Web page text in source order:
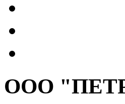
ООО